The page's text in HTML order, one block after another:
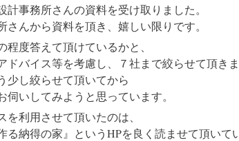
計事務所さんの資料を受け取りました。
さんから資料を頂き、嬉しい限りです。
程度答えて頂けているかと、
ドバイス等を考慮し、７社まで絞らせて頂き
少し絞らせて頂いてから
伺いしてみようと思っています。
を利用させて頂いたのは、
る納得の家』というHPを良く読ませて頂いて